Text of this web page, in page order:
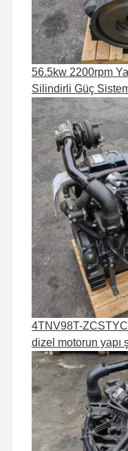
Evde
Fabrika Turu Kalite
Davalar
Perkins Motoru
Yanmar Motoru
kubota motor
Isuzu Motoru
Cummins Motoru
56.5kw 2200rpm
Silindirli Güç
4TNV98T-
dizel motorun yapı